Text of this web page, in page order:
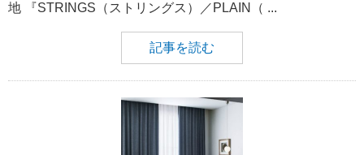
地 『STRINGS（ストリングス）／PLAIN（ ...
記事を読む